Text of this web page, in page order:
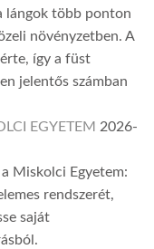
lángok több ponton
növényzetben. A
így a füst
jelentős számban
EGYETEM 2026-
Miskolci Egyetem:
rendszerét,
saját